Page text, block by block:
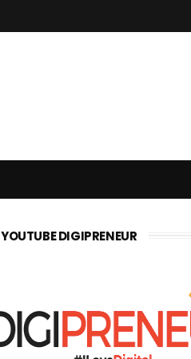
YOUTUBE DIGIPRENEUR